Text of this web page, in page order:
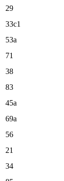
29
33c1
53a
71
38
83
45a
69a
56
21
34